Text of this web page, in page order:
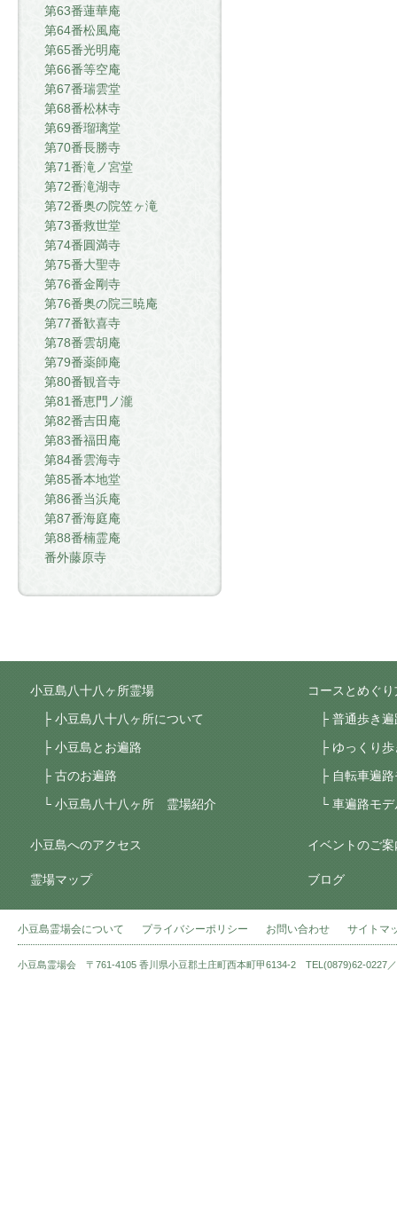
第63番蓮華庵
第64番松風庵
第65番光明庵
第66番等空庵
第67番瑞雲堂
第68番松林寺
第69番瑠璃堂
第70番長勝寺
第71番滝ノ宮堂
第72番滝湖寺
第72番奥の院笠ヶ滝
第73番救世堂
第74番圓満寺
第75番大聖寺
第76番金剛寺
第76番奥の院三暁庵
第77番歓喜寺
第78番雲胡庵
第79番薬師庵
第80番観音寺
第81番恵門ノ瀧
第82番吉田庵
第83番福田庵
第84番雲海寺
第85番本地堂
第86番当浜庵
第87番海庭庵
第88番楠霊庵
番外藤原寺
小豆島八十八ヶ所霊場
小豆島八十八ヶ所について
小豆島とお遍路
古のお遍路
小豆島八十八ヶ所 霊場紹介
小豆島へのアクセス
霊場マップ
コースとめぐ
普通歩き
ゆっくり
自転車遍
車遍路モ
イベントのご案
ブログ
小豆島霊場会について プライバシーポリシー お問い合わせ サイトマ
小豆島霊場会 〒761-4105 香川県小豆郡土庄町西本町甲6134-2 TEL(0879)62-0227／